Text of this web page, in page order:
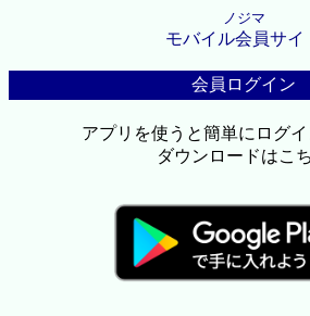
ノジマ
モバイル会員サイ
会員ログイン
アプリを使うと簡単にログ
ダウンロードはこ